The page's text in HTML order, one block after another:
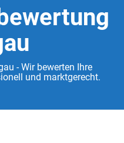
- Wir bewerten Ihre
und marktgerecht.